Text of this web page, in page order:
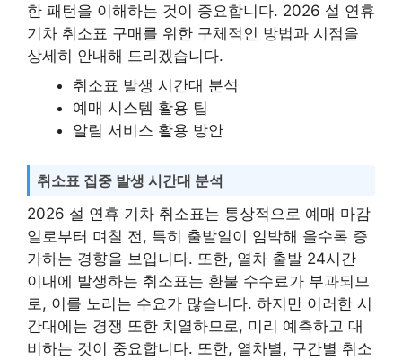
한 패턴을 이해하는 것이 중요합니다. 2026 설 연휴
기차 취소표 구매를 위한 구체적인 방법과 시점을
상세히 안내해 드리겠습니다.
취소표 발생 시간대 분석
예매 시스템 활용 팁
알림 서비스 활용 방안
취소표 집중 발생 시간대 분석
2026 설 연휴 기차 취소표는 통상적으로 예매 마감
일로부터 며칠 전, 특히 출발일이 임박해 올수록 증
가하는 경향을 보입니다. 또한, 열차 출발 24시간
이내에 발생하는 취소표는 환불 수수료가 부과되므
로, 이를 노리는 수요가 많습니다. 하지만 이러한 시
간대에는 경쟁 또한 치열하므로, 미리 예측하고 대
비하는 것이 중요합니다. 또한, 열차별, 구간별 취소